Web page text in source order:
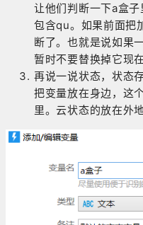
让他们判断一下a盒
包含qu。如果前面把
断了。也就是说如果
暂时不要替换掉它现
再说一说状态，状态
把变量放在身边，这
里。云状态的放在外